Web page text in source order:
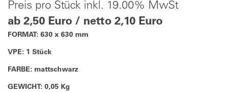
Preis pro Stück inkl. 19.00% MwSt
ab 2,50 Euro / netto 2,10 Euro
FORMAT: 630 x 630 mm
VPE: 1 Stück
FARBE: mattschwarz
GEWICHT: 0,05 Kg